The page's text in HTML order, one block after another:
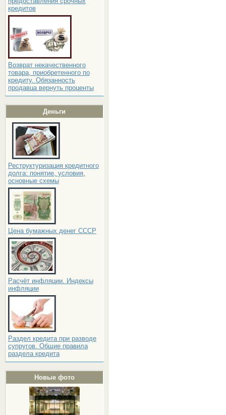
кредитов
Возврат некачественного
товара, приобретенного по
кредиту. Обязанность
продавца вернуть проценты
Деньги
Реструктуризация кредитного
долга: понятие, условия,
основные схемы
Цена бумажных денег СССР
Расчёт инфляции. Индексы
инфляции
Раздел кредита при разводе
супругов. Общие правила
раздела кредита
Новые фото